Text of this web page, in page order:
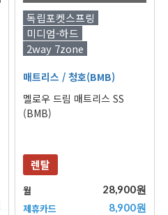
독립포켓스프링
미디엄-하드
2way 7zone
매트리스 / 청호(BMB)
멜로우 드림 매트리스 SS
(BMB)
렌탈
월 28,900원
제휴카드 8,900원